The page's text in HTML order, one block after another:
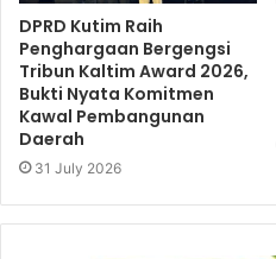
DPRD Kutim Raih
Penghargaan Bergengsi
Tribun Kaltim Award 2026,
Bukti Nyata Komitmen
Kawal Pembangunan
Daerah
31 July 2026